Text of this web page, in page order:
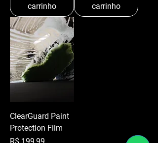
carrinho
carrinho
ClearGuard Paint
Protection Film
Preço
R$ 199,99